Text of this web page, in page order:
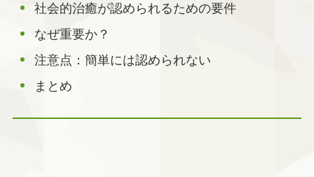
社会的治癒が認められるための要件
なぜ重要か？
注意点：簡単には認められない
まとめ